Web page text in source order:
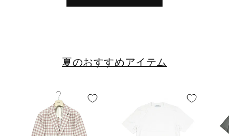
夏のおすすめアイテム